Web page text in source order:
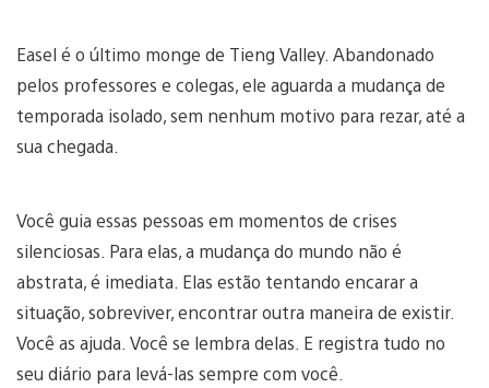
Easel é o último monge de Tieng Valley. Abandonado
pelos professores e colegas, ele aguarda a mudança de
temporada isolado, sem nenhum motivo para rezar, até a
sua chegada.
Você guia essas pessoas em momentos de crises
silenciosas. Para elas, a mudança do mundo não é
abstrata, é imediata. Elas estão tentando encarar a
situação, sobreviver, encontrar outra maneira de existir.
Você as ajuda. Você se lembra delas. E registra tudo no
seu diário para levá-las sempre com você.